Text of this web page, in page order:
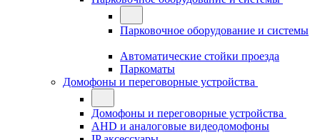
Парковочное оборудование и системы
Автоматические стойки проезда
Паркоматы
Домофоны и переговорные устройства
Домофоны и переговорные устройства
AHD и аналоговые видеодомофоны